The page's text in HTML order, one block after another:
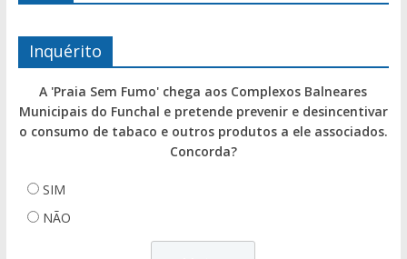
Inquérito
A 'Praia Sem Fumo' chega aos Complexos Balneares
Municipais do Funchal e pretende prevenir e desincentivar
o consumo de tabaco e outros produtos a ele associados.
Concorda?
SIM
NÃO